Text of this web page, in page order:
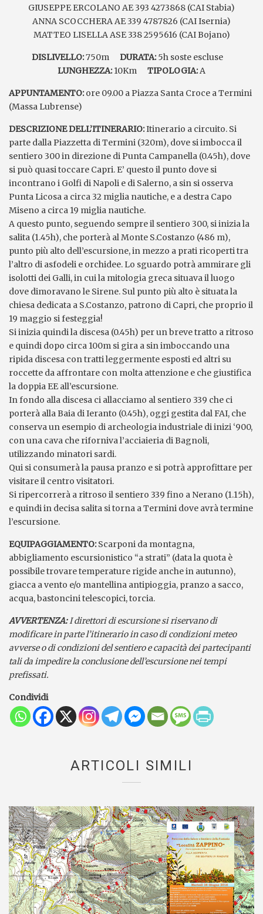
GIUSEPPE ERCOLANO AE 393 4273868 (CAI Stabia)
ANNA SCOCCHERA AE 339 4787826 (CAI Isernia)
MATTEO LISELLA ASE 338 2595616 (CAI Bojano)
DISLIVELLO:750m DURATA:5h soste escluse
LUNGHEZZA:10Km TIPOLOGIA:A
APPUNTAMENTO:ore 09.00 a Piazza Santa Croce a Termini
(Massa Lubrense)
DESCRIZIONE DELL’ITINERARIO:Itinerario a circuito. Si
parte dalla Piazzetta di Termini (320m), dove si imbocca il
sentiero 300 in direzione di Punta Campanella (0.45h), dove
si può quasi toccare Capri. E’ questo il punto dove si
incontrano i Golfi di Napoli e di Salerno, a sin si osserva
Punta Licosa a circa 32 miglia nautiche, e a destra Capo
Miseno a circa 19 miglia nautiche.
A questo punto, seguendo sempre il sentiero 300, si inizia la
salita (1.45h), che porterà al Monte S.Costanzo (486 m),
punto più alto dell’escursione, in mezzo a prati ricoperti tra
l’altro di asfodeli e orchidee. Lo sguardo potrà ammirare gli
isolotti dei Galli, in cui la mitologia greca situava il luogo
dove dimoravano le Sirene. Sul punto più alto è situata la
chiesa dedicata a S.Costanzo, patrono di Capri, che proprio il
19 maggio si festeggia!
Si inizia quindi la discesa (0.45h) per un breve tratto a ritroso
e quindi dopo circa 100m si gira a sin imboccando una
ripida discesa con tratti leggermente esposti ed altri su
roccette da affrontare con molta attenzione e che giustifica
la doppia EE all’escursione.
In fondo alla discesa ci allacciamo al sentiero 339 che ci
porterà alla Baia di Ieranto (0.45h), oggi gestita dal FAI, che
conserva un esempio di archeologia industriale di inizi ‘900,
con una cava che riforniva l’acciaieria di Bagnoli,
utilizzando minatori sardi.
Qui si consumerà la pausa pranzo e si potrà approfittare per
visitare il centro visitatori.
Si ripercorrerà a ritroso il sentiero 339 fino a Nerano (1.15h),
e quindi in decisa salita si torna a Termini dove avrà termine
l’escursione.
EQUIPAGGIAMENTO:Scarponi da montagna,
abbigliamento escursionistico “a strati” (data la quota è
possibile trovare temperature rigide anche in autunno),
giacca a vento e/o mantellina antipioggia, pranzo a sacco,
acqua, bastoncini telescopici, torcia.
AVVERTENZA:I direttori di escursione si riservano di
modificare in parte l’itinerario in caso di condizioni meteo
avverse o di condizioni del sentiero e capacità dei partecipanti
tali da impedire la conclusione dell’escursione nei tempi
prefissati.
Condividi
ARTICOLI SIMILI